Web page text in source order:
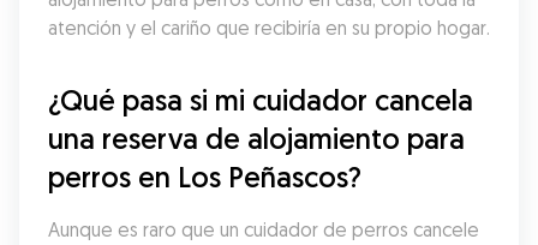
atención y el cariño que recibiría en su propio hogar.
¿Qué pasa si mi cuidador cancela
una reserva de alojamiento para
perros en Los Peñascos?
Aunque es raro que un cuidador de perros cancele